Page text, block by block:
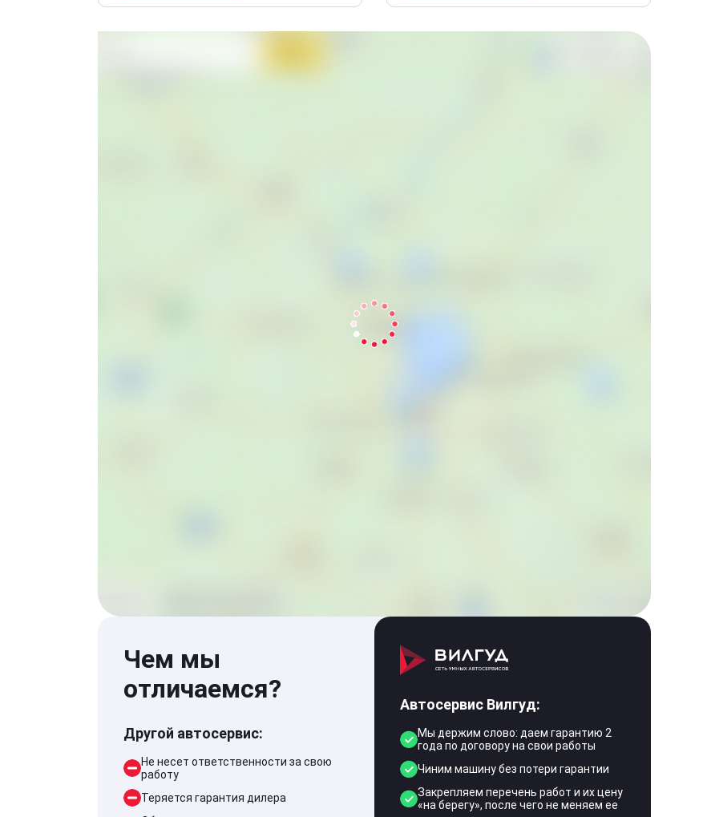
Чем мы
отличаемся?
Другой автосервис:
Не несет ответственности за свою
работу
Теряется гарантия дилера
Автосервис Вилгуд:
Мы держим слово: даем гарантию 2
года по договору на свои работы
Чиним машину без потери гарантии
Закрепляем перечень работ и их цену
«на берегу», после чего не меняем ее